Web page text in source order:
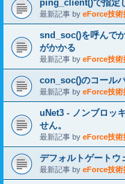
ping_client()で指定
最新記事 by eForce技術
snd_soc()を呼んで
がかかる
最新記事 by eForce技術
con_soc()のコール
最新記事 by eForce技術
uNet3 - ノンブロッ
せん。
最新記事 by eForce技術
デフォルトゲートウ
最新記事 by eForce技術